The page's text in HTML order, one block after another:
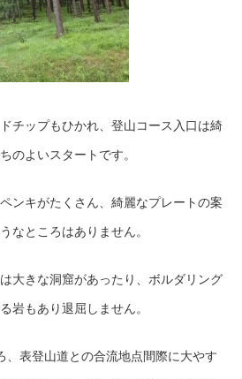
チップもひかれ、登山コース入口は綺
のよいスタートです。
ンキがたくさん、綺麗なプレートの案
なところはありません。
大きな洞窟があったり、ボルダリング
岩もあり退屈しません。
、表登山道との合流地点間際に大やす